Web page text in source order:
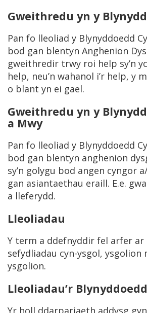
Gweithredu yn y
Pan fo lleoliad y Blynyddoedd
bod gan blentyn Anghenion
gweithredir trwy roi help sy’n
help, neu’n wahanol i’r help, y
o blant yn ei gael.
Gweithredu yn y
a Mwy
Pan fo lleoliad y Blynyddoedd
bod gan blentyn anghenion
sy’n golygu bod angen cyngor
gan asiantaethau eraill. E.e.
a lleferydd.
Lleoliadau
Y term a ddefnyddir fel arfer ar
sefydliadau cyn-ysgol, ysgolion
ysgolion.
Lleoliadau’r
Yr holl ddarpariaeth addysg